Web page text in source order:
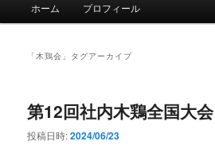
ホーム プロフィール
「木鶏会 」タグアーカイブ
第12回社内木鶏全国大会
投稿日時:2024/06/23